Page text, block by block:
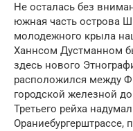
Не осталась без
южная часть острова
молодежного крыла
Ханнсом Дустманном
здесь нового
расположился между
городской железной
Третьего рейха